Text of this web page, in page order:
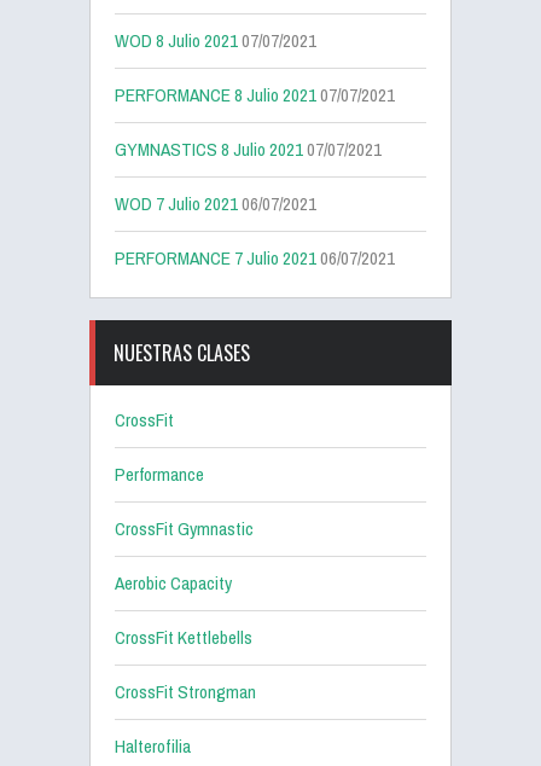
WOD 8 Julio 202107/07/2021
PERFORMANCE 8 Julio 202107/07/2021
GYMNASTICS 8 Julio 202107/07/2021
WOD 7 Julio 202106/07/2021
PERFORMANCE 7 Julio 202106/07/2021
NUESTRAS CLASES
CrossFit
Performance
CrossFit Gymnastic
Aerobic Capacity
CrossFit Kettlebells
CrossFit Strongman
Halterofilia